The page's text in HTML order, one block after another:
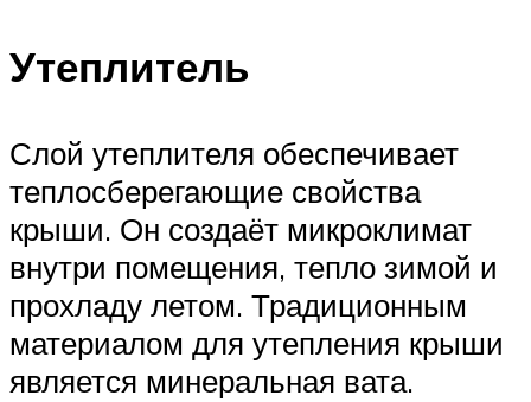
Утеплитель
Слой утеплителя обеспечивает
теплосберегающие свойства
крыши. Он создаёт микроклимат
внутри помещения, тепло зимой и
прохладу летом. Традиционным
материалом для утепления крыши
является минеральная вата.